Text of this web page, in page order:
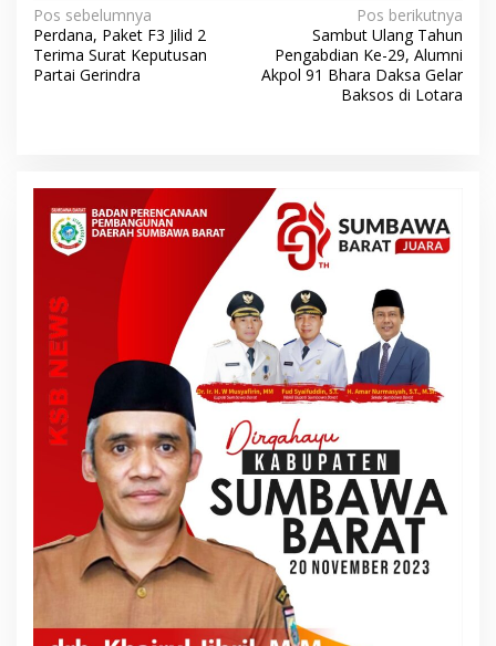
N
a
v
o
Pos sebelumnya
Perdana, Paket F3 Jilid 2
Terima Surat Keputusan
Partai Gerindra
Pos berikutnya
Sambut Ulang Tahun
Pengabdian Ke-29, Alumni
Akpol 91 Bhara Daksa Gelar
Baksos di Lotara